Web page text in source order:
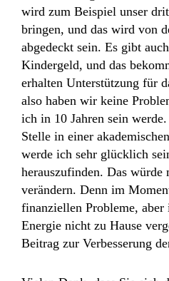
wird zum Beispiel unser
bringen, und das wird von
abgedeckt sein. Es gibt
Kindergeld, und das
erhalten Unterstützung für
also haben wir keine
ich in 10 Jahren sein
Stelle in einer
werde ich sehr glücklich
herauszufinden. Das
verändern. Denn im
finanziellen Probleme, aber
Energie nicht zu Hause
Beitrag zur Verbesserung